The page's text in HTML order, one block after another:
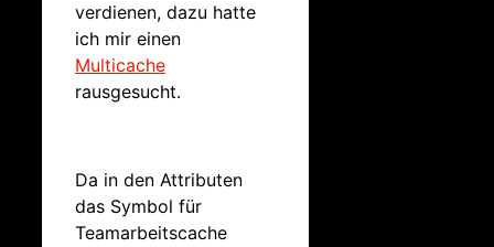
verdienen, dazu hatte
ich mir einen
Multicache
rausgesucht.
Da in den Attributen
das Symbol für
Teamarbeitscache